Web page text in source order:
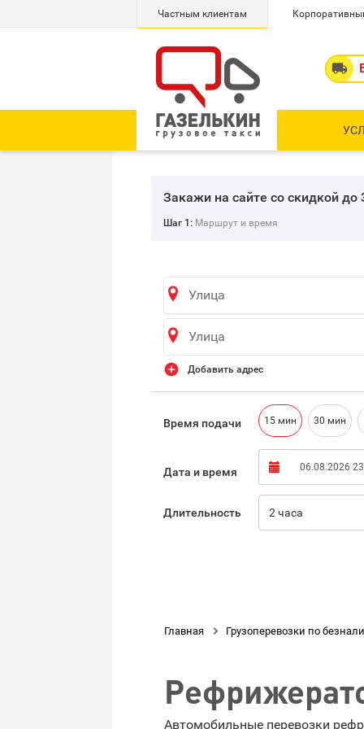

Частным клиентам
Закажи на сайте со скидкой до
Шаг 1: Маршрут и время
Добавить адрес
Время подачи 15 мин 30 мин
Дата и время
Длительность 2 часа
Главная  Грузоперевозки по
Автомобильные перевозки